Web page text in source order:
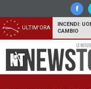
ULTIM'ORA
INCENDI:
CAMBIO